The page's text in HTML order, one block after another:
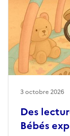
Des
Bébés
3 octobre 2026